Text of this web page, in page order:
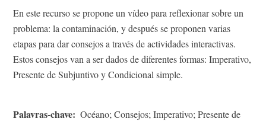
En este recurso se propone un vídeo para reflexionar sobre un
problema: la contaminación, y después se proponen varias
etapas para dar consejos a través de actividades interactivas.
Estos consejos van a ser dados de diferentes formas: Imperativo,
Presente de Subjuntivo y Condicional simple.
Palavras-chave
Océano; Consejos; Imperativo; Presente de